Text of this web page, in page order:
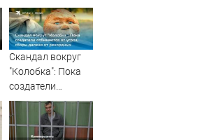
получил ранение
в зоне СВО
Скандал вокруг
"Колобка": Пока
создатели
отбиваются от
угроз, сборы
далеки от